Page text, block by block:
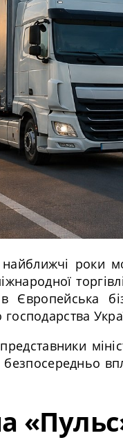
найближчі роки
Європейська
господарства
безпосередньо